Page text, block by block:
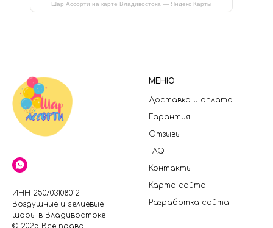
Шар Ассорти на карте Владивостока — Яндекс Карты
ИНН 250703108012
Воздушные и гелиевые
шары в Владивостоке
© 2025 Все права
МЕНЮ
Доставка и оплата
Гарантия
Отзывы
FAQ
Контакты
Карта сайта
Разработка сайта